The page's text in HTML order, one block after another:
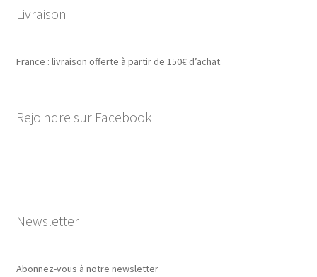
Livraison
France : livraison offerte à partir de 150€ d’achat.
Rejoindre sur Facebook
Newsletter
Abonnez-vous à notre newsletter